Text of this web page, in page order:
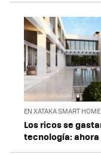
EN XATAKA SMART HOME
Los ricos se
tecnología: